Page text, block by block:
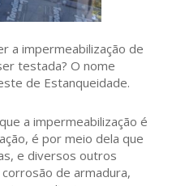
a impermeabilização de
testada? O nome
de Estanqueidade.
a impermeabilização é
é por meio dela que
e diversos outros
de armadura,